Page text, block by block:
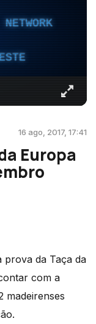
16 ago, 2017, 17:41
Europa
prova da Taça da
com a
madeirenses